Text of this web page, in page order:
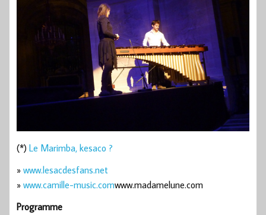
(*) Le Marimba, kesaco ?
» www.lesacdesfans.net
» www.camille-music.comwww.madamelune.com
Programme